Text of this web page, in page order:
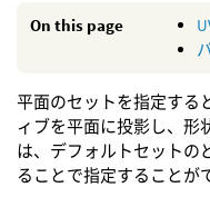
On this page
平面のセットを指定する
ィブを平面に投影し、形
は、デフォルトセットの
ることで指定することが